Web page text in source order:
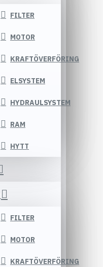
FILTER
MOTOR
KRAFTÖVERFÖRING
ELSYSTEM
HYDRAULSYSTEM
RAM
HYTT
FILTER
MOTOR
KRAFTÖVERFÖRING